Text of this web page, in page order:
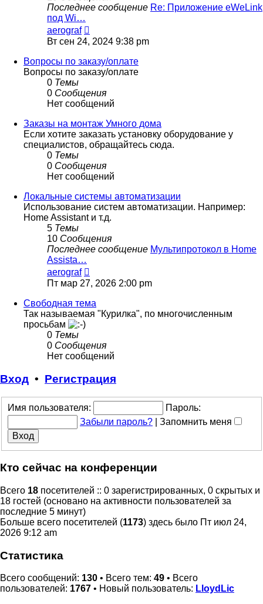
Последнее сообщение Re: Приложение eWeLink
под Wi…
aerograf
к
последнему
сообщению
Вт сен 24, 2024 9:38 pm
Вопросы по заказу/оплате
Вопросы по заказу/оплате
0 Темы
0 Сообщения
Нет сообщений
Заказы на монтаж Умного дома
Если хотите заказать установку оборудование у
специалистов, обращайтесь сюда.
0 Темы
0 Сообщения
Нет сообщений
Локальные системы автоматизации
Использование систем автоматизации. Например:
Home Assistant и т.д.
5 Темы
10 Сообщения
Последнее сообщение Мультипротокол в Home
Assista…
aerograf
к
последнему
сообщению
Пт мар 27, 2026 2:00 pm
Свободная тема
Так называемая "Курилка", по многочисленным
просьбам
0 Темы
0 Сообщения
Нет сообщений
Вход • Регистрация
Имя пользователя:
Пароль:
Забыли пароль?
Запомнить меня
Кто сейчас на конференции
Всего 18 посетителей :: 0 зарегистрированных, 0 скрытых и
18 гостей (основано на активности пользователей за
последние 5 минут)
Больше всего посетителей (1173) здесь было Пт июл 24,
2026 9:12 am
Статистика
Всего сообщений: 130 • Всего тем: 49 • Всего
пользователей: 1767 • Новый пользователь: LloydLic